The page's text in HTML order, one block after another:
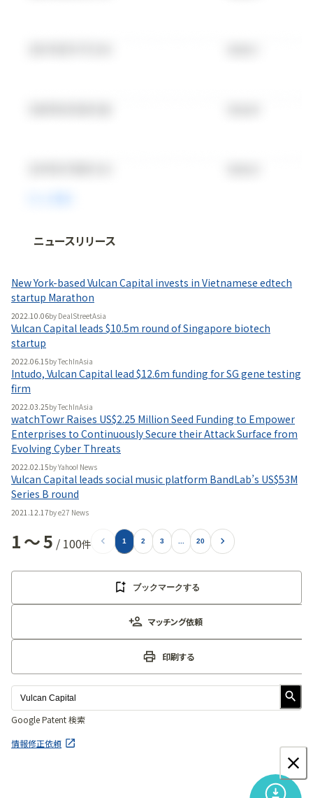
法人向け情報プラットフォーム
無料で使ってみる
ニュースリリース
New York-based Vulcan Capital invests in Vietnamese edtech
startup Marathon
2022.10.06by DealStreetAsia
Vulcan Capital leads $10.5m round of Singapore biotech
startup
2022.06.15byTechInAsia
Intudo, Vulcan Capital lead $12.6m funding for SG gene testing
firm
2022.03.25byTechInAsia
watchTowr Raises US$2.25 Million Seed Funding to Empower
Enterprises to Continuously Secure their Attack Surface from
Evolving Cyber Threats
2022.02.15byYahoo! News
Vulcan Capital leads social music platform BandLab’s US$53M
Series B round
2021.12.17bye27 News
1〜5 / 100件 1 2 3 20
ブックマークする
マッチング依頼
印刷する
Google Patent 検索
情報修正依頼